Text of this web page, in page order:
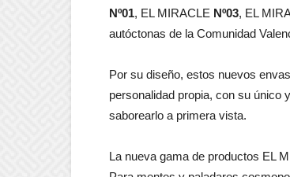
Nº01, EL MIRACLE Nº03, EL
autóctonas de la Comunidad
Por su diseño, estos nuevos
personalidad propia, con su único
saborearlo a primera vista.
La nueva gama de productos EL